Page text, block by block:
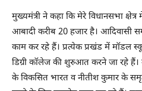
मुख्यमंत्री ने कहा कि मेरे विधानसभा
आबादी करीब 20 हजार है। आदिवासी
काम कर रहे हैं। प्रत्येक प्रखंड में मॉडल
डिग्री कॉलेज की शुरुआत करने जा रहे हैं।
के विकसित भारत व नीतीश कुमार के